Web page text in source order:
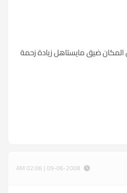
ضيق مايستاهل زيادة زحمة